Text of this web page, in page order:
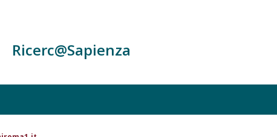
Ricerc@Sapienza